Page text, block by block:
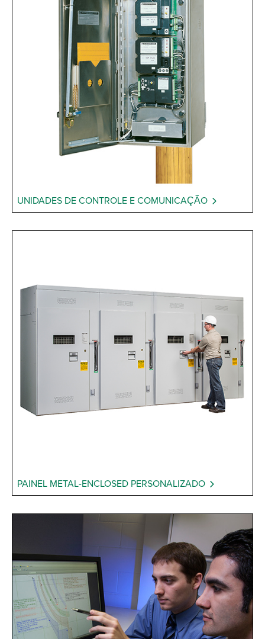
UNIDADES DE CONTROLE E COMUNICAÇÃO
PAINEL METAL-ENCLOSED PERSONALIZADO